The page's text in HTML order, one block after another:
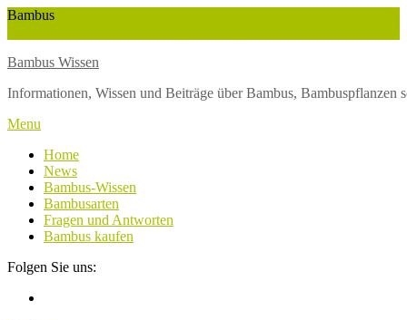
Skip
Bambus
Bambus Wissen
Informationen, Wissen und Beiträge über Bambus,
Menu
Home
News
Bambus-Wissen
Bambusarten
Fragen und Antworten
Bambus kaufen
Folgen Sie uns: